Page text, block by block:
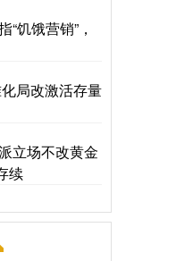
饥饿营销”，
局改激活存量
立场不改黄金
续